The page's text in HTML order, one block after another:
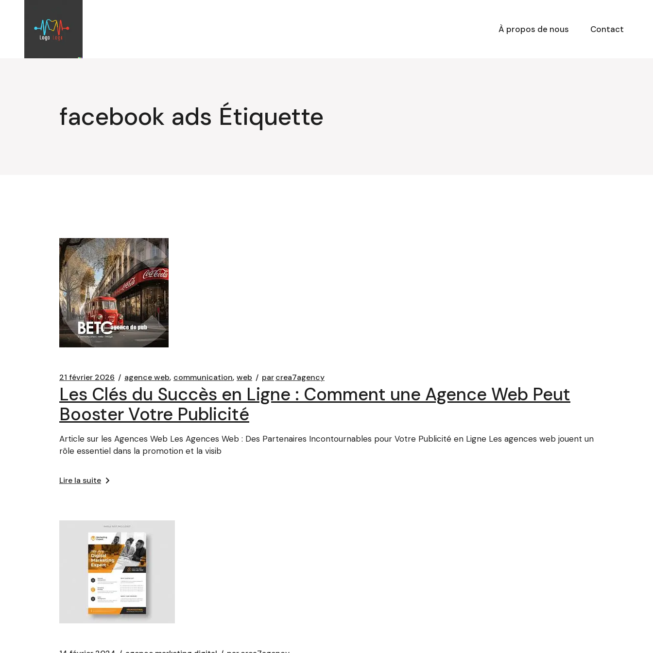
À propos de nous
Contact
facebook ads Étiquette
21 février 2026 agence web communication web parcrea7agency
Les Clés du Succès en Ligne : Comment une Agence Web Peut
Booster Votre Publicité
Article sur les Agences Web Les Agences Web : Des Partenaires Incontournables pour Votre Publicité en Ligne Les agences web jouent un
rôle essentiel dans la promotion et la visib
Lire la suite